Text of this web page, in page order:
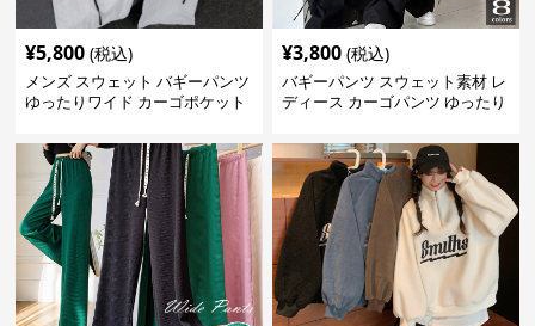
¥5,800 (税込)
メンズ スウェット バギーパンツ
ゆったりワイド カーゴポケット
¥3,800 (税込)
バギーパンツ スウェット素材 レ
ディース カーゴパンツ ゆったり